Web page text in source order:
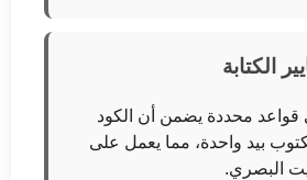
الكتابة
قواعد محددة يضمن أن الكود
بيد واحدة، مما يعمل على
البصري.